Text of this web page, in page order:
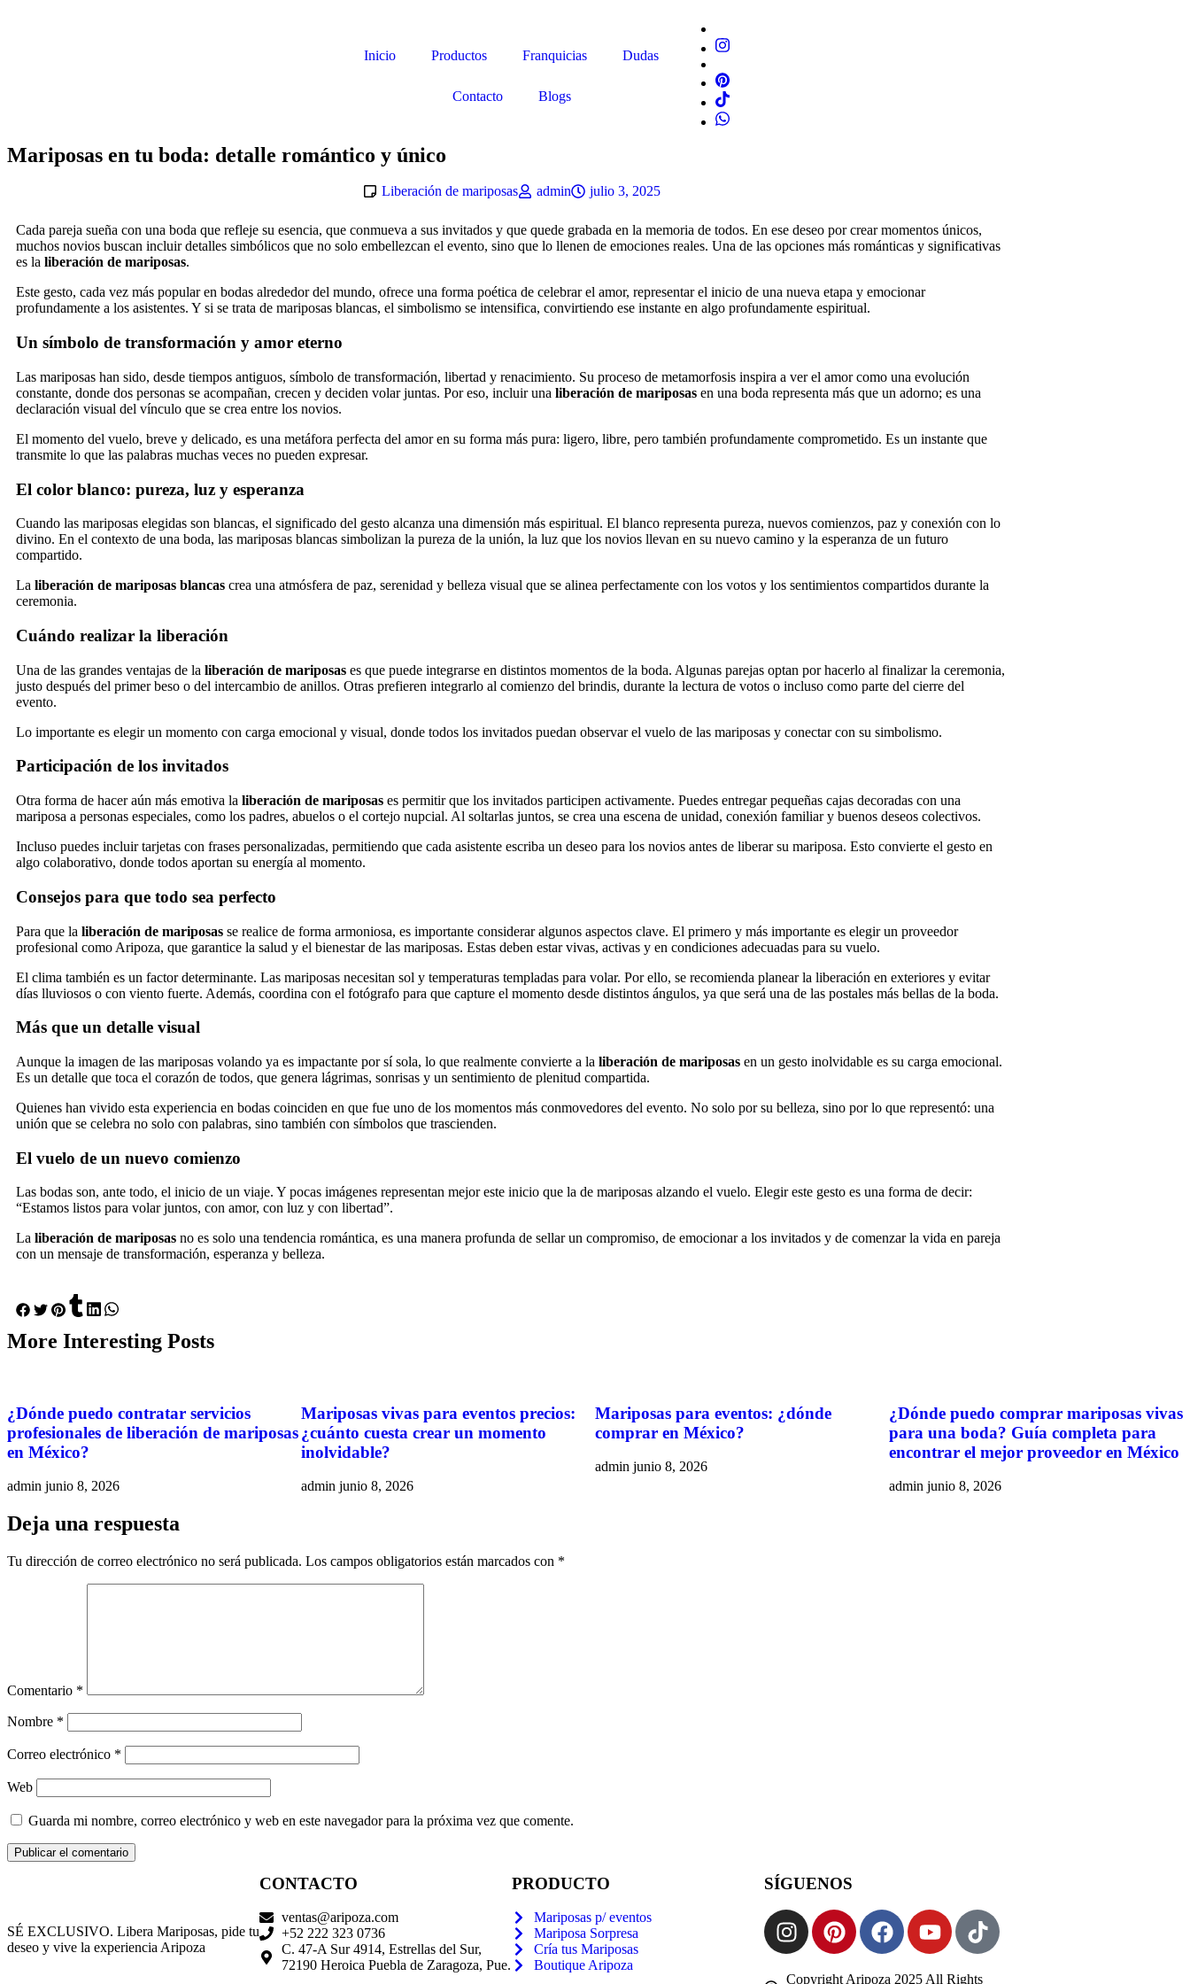
Inicio Productos Franquicias Dudas
Contacto Blogs
Mariposas en tu boda: detalle romántico y único
Liberación de mariposas admin julio 3, 2025
Cada pareja sueña con una boda que refleje su esencia, que conmueva a sus invitados y que quede grabada en la memoria de todos. En ese deseo por crear momentos únicos,
muchos novios buscan incluir detalles simbólicos que no solo embellezcan el evento, sino que lo llenen de emociones reales. Una de las opciones más románticas y significativas
es la liberación de mariposas.
Este gesto, cada vez más popular en bodas alrededor del mundo, ofrece una forma poética de celebrar el amor, representar el inicio de una nueva etapa y emocionar
profundamente a los asistentes. Y si se trata de mariposas blancas, el simbolismo se intensifica, convirtiendo ese instante en algo profundamente espiritual.
Un símbolo de transformación y amor eterno
Las mariposas han sido, desde tiempos antiguos, símbolo de transformación, libertad y renacimiento. Su proceso de metamorfosis inspira a ver el amor como una evolución
constante, donde dos personas se acompañan, crecen y deciden volar juntas. Por eso, incluir una liberación de mariposas en una boda representa más que un adorno; es una
declaración visual del vínculo que se crea entre los novios.
El momento del vuelo, breve y delicado, es una metáfora perfecta del amor en su forma más pura: ligero, libre, pero también profundamente comprometido. Es un instante que
transmite lo que las palabras muchas veces no pueden expresar.
El color blanco: pureza, luz y esperanza
Cuando las mariposas elegidas son blancas, el significado del gesto alcanza una dimensión más espiritual. El blanco representa pureza, nuevos comienzos, paz y conexión con lo
divino. En el contexto de una boda, las mariposas blancas simbolizan la pureza de la unión, la luz que los novios llevan en su nuevo camino y la esperanza de un futuro
compartido.
La liberación de mariposas blancas crea una atmósfera de paz, serenidad y belleza visual que se alinea perfectamente con los votos y los sentimientos compartidos durante la
ceremonia.
Cuándo realizar la liberación
Una de las grandes ventajas de la liberación de mariposas es que puede integrarse en distintos momentos de la boda. Algunas parejas optan por hacerlo al finalizar la ceremonia,
justo después del primer beso o del intercambio de anillos. Otras prefieren integrarlo al comienzo del brindis, durante la lectura de votos o incluso como parte del cierre del
evento.
Lo importante es elegir un momento con carga emocional y visual, donde todos los invitados puedan observar el vuelo de las mariposas y conectar con su simbolismo.
Participación de los invitados
Otra forma de hacer aún más emotiva la liberación de mariposas es permitir que los invitados participen activamente. Puedes entregar pequeñas cajas decoradas con una
mariposa a personas especiales, como los padres, abuelos o el cortejo nupcial. Al soltarlas juntos, se crea una escena de unidad, conexión familiar y buenos deseos colectivos.
Incluso puedes incluir tarjetas con frases personalizadas, permitiendo que cada asistente escriba un deseo para los novios antes de liberar su mariposa. Esto convierte el gesto en
algo colaborativo, donde todos aportan su energía al momento.
Consejos para que todo sea perfecto
Para que la liberación de mariposas se realice de forma armoniosa, es importante considerar algunos aspectos clave. El primero y más importante es elegir un proveedor
profesional como Aripoza, que garantice la salud y el bienestar de las mariposas. Estas deben estar vivas, activas y en condiciones adecuadas para su vuelo.
El clima también es un factor determinante. Las mariposas necesitan sol y temperaturas templadas para volar. Por ello, se recomienda planear la liberación en exteriores y evitar
días lluviosos o con viento fuerte. Además, coordina con el fotógrafo para que capture el momento desde distintos ángulos, ya que será una de las postales más bellas de la boda.
Más que un detalle visual
Aunque la imagen de las mariposas volando ya es impactante por sí sola, lo que realmente convierte a la liberación de mariposas en un gesto inolvidable es su carga emocional.
Es un detalle que toca el corazón de todos, que genera lágrimas, sonrisas y un sentimiento de plenitud compartida.
Quienes han vivido esta experiencia en bodas coinciden en que fue uno de los momentos más conmovedores del evento. No solo por su belleza, sino por lo que representó: una
unión que se celebra no solo con palabras, sino también con símbolos que trascienden.
El vuelo de un nuevo comienzo
Las bodas son, ante todo, el inicio de un viaje. Y pocas imágenes representan mejor este inicio que la de mariposas alzando el vuelo. Elegir este gesto es una forma de decir:
“Estamos listos para volar juntos, con amor, con luz y con libertad”.
La liberación de mariposas no es solo una tendencia romántica, es una manera profunda de sellar un compromiso, de emocionar a los invitados y de comenzar la vida en pareja
con un mensaje de transformación, esperanza y belleza.
More Interesting Posts
¿Dónde puedo contratar servicios
profesionales de liberación de mariposas
en México?
admin junio 8, 2026
Mariposas vivas para eventos precios:
¿cuánto cuesta crear un momento
inolvidable?
admin junio 8, 2026
Mariposas para eventos: ¿dónde
comprar en México?
admin junio 8, 2026
¿Dónde puedo comprar mariposas vivas
para una boda? Guía completa para
encontrar el mejor proveedor en México
admin junio 8, 2026
Deja una respuesta
Tu dirección de correo electrónico no será publicada. Los campos obligatorios están marcados con *
Comentario *
Nombre *
Correo electrónico *
Web
Guarda mi nombre, correo electrónico y web en este navegador para la próxima vez que comente.
SÉ EXCLUSIVO. Libera Mariposas, pide tu
deseo y vive la experiencia Aripoza
CONTACTO
ventas@aripoza.com
+52 222 323 0736
C. 47-A Sur 4914, Estrellas del Sur,
72190 Heroica Puebla de Zaragoza, Pue.
PRODUCTO
Mariposas p/ eventos
Mariposa Sorpresa
Cría tus Mariposas
Boutique Aripoza
SÍGUENOS
Copyright Aripoza 2025 All Rights